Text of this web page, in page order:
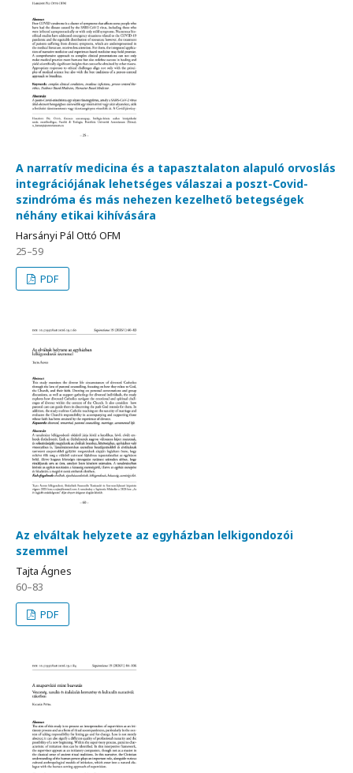
A narratív medicina és a tapasztalaton alapuló orvoslás
integrációjának lehetséges válaszai a poszt-Covid-
szindróma és más nehezen kezelhető betegségek
néhány etikai kihívására
Harsányi Pál Ottó OFM
25–59
PDF
Az elváltak helyzete az egyházban lelkigondozói
szemmel
Tajta Ágnes
60–83
PDF